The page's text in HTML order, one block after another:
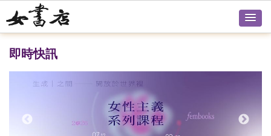
即時快訊